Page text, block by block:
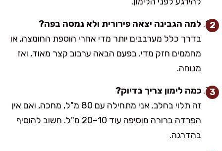
למה הגבינה יצאה פירורית ולא נמסה בפה?
בדרך כלל מערבבים יותר מדי אחרי הוספת החומצה, או
מחממים חזק מדי. בפעם הבאה ערבוב קצר מאוד, ואז
מנוחה.
כמה לימון צריך בדיוק?
זה תלוי בחלב. אני מתחילה עם 80 מ"ל, מחכה, ואם אין
הפרדה ברורה מוסיפה עוד 10–20 מ"ל. חשוב להוסיף
בהדרגה.